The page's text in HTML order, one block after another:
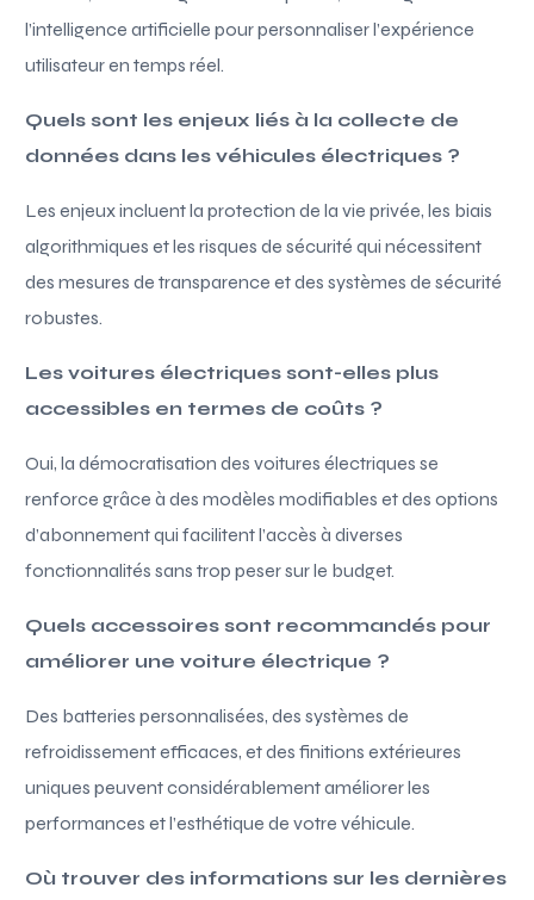
l’intelligence artificielle pour personnaliser l’expérience
utilisateur en temps réel.
Quels sont les enjeux liés à la collecte de
données dans les véhicules électriques ?
Les enjeux incluent la protection de la vie privée, les biais
algorithmiques et les risques de sécurité qui nécessitent
des mesures de transparence et des systèmes de sécurité
robustes.
Les voitures électriques sont-elles plus
accessibles en termes de coûts ?
Oui, la démocratisation des voitures électriques se
renforce grâce à des modèles modifiables et des options
d’abonnement qui facilitent l’accès à diverses
fonctionnalités sans trop peser sur le budget.
Quels accessoires sont recommandés pour
améliorer une voiture électrique ?
Des batteries personnalisées, des systèmes de
refroidissement efficaces, et des finitions extérieures
uniques peuvent considérablement améliorer les
performances et l’esthétique de votre véhicule.
Où trouver des informations sur les dernières